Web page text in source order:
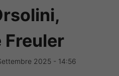
Freuler
2025 - 14:56